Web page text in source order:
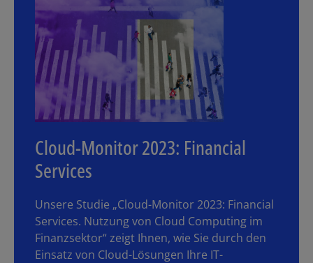
Cloud-Monitor 2023: Financial
Services
Unsere Studie „Cloud-Monitor 2023: Financial
Services. Nutzung von Cloud Computing im
Finanzsektor“ zeigt Ihnen, wie Sie durch den
Einsatz von Cloud-Lösungen Ihre IT-